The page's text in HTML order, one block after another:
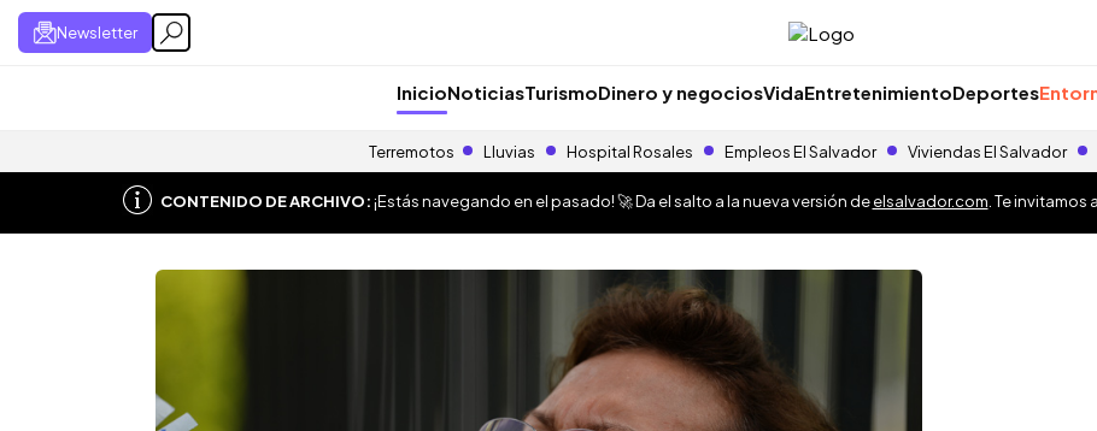
Newsletter
InicioNoticiasTurismoDinero y negociosVidaEntretenimientoDeportes
Terremotos Lluvias Hospital Rosales Empleos El Salvador Viviendas El Salvador
CONTENIDO DE ARCHIVO:¡Estás navegando en el pasado! 🚀 Da el salto a la nueva versión deelsalvador.com . Te